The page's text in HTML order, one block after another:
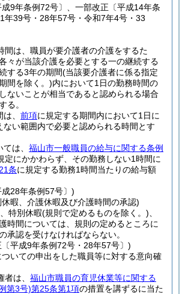
9年条例72号〕、一部改正〔平成14年条
年39号・28年57号・令和7年4号・33
間は、職員が要介護者の介護をするた
々が当該介護を必要とする一の継続する
する3年の期間(当該要介護者に係る指定
間を除く。)内において1日の勤務時間の
ないことが相当であると認められる場合
る。
、 前項に規定する期間内において1日に
ない範囲内で必要と認められる時間とす
は、 福山市一般職員の給与に関する条例
定にかかわらず、その勤務しない1時間に
条に規定する勤務1時間当たりの給与額
28年条例57号〕)
暇、介護休暇及び介護時間の承認)
特別休暇(規則で定めるものを除く。)
時間については、規則の定めるところに
承認を受けなければならない。
平成9年条例72号・28年57号〕)
いての申出をした職員等に対する意向確
者は、 福山市職員の育児休業等に関する
第3号)第25条第1項の措置を講ずるに当た